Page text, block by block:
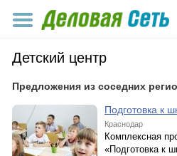
Детский центр
Предложения из соседних
Подготовка к
Краснодар
Комплексная
«Подготовка к